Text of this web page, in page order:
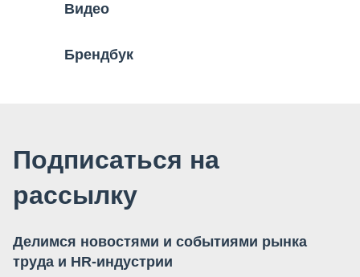
Видео
Брендбук
Подписаться на
рассылку
Делимся новостями и событиями рынка
труда и HR-индустрии